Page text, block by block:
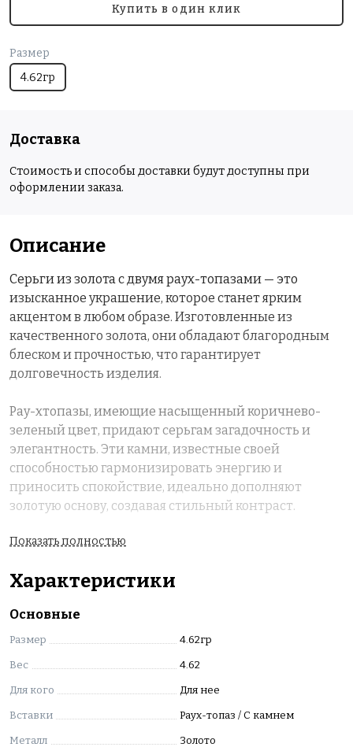
Купить в один клик
Размер
4.62гр
Доставка
Стоимость и способы доставки будут доступны при
оформлении заказа.
Описание
Серьги из золота с двумя раух-топазами — это
изысканное украшение, которое станет ярким
акцентом в любом образе. Изготовленные из
качественного золота, они обладают благородным
блеском и прочностью, что гарантирует
долговечность изделия.
Рау-хтопазы, имеющие насыщенный коричнево-
зеленый цвет, придают серьгам загадочность и
элегантность. Эти камни, известные своей
способностью гармонизировать энергию и
приносить спокойствие, идеально дополняют
золотую основу, создавая стильный контраст.
Серьги имеют утонченный дизайн, который
универсальными для повседневной носки и особых
нарядами, так и с более современными образами.
Вставки изделия: 2 Раух-топаз Кр 6,783 10
Показать полностью
Характеристики
Основные
Размер 4.62гр
Вес 4.62
Для кого Для нее
Вставки Раух-топаз / С камнем
Металл Золото